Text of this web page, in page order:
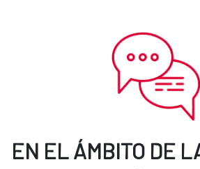
EN EL ÁMBITO DE